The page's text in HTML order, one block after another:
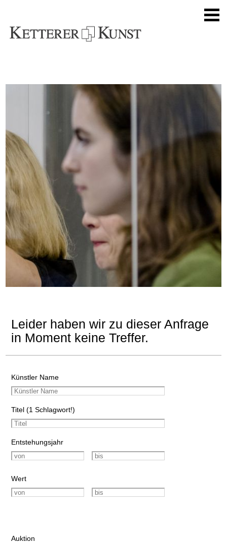
Leider haben wir zu dieser Anfrage
in Moment keine Treffer.
Künstler Name
Titel (1 Schlagwort!)
Entstehungsjahr
Wert
Auktion